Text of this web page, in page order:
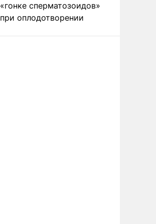
«гонке сперматозоидов»
при оплодотворении